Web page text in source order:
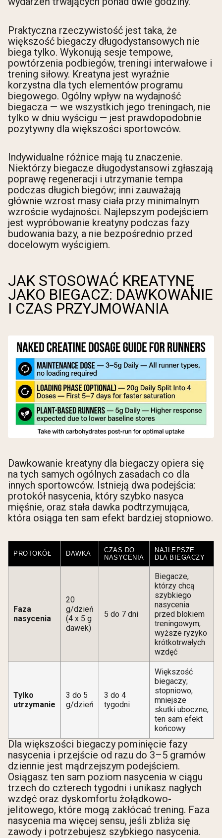
Praktyczna rzeczywistość jest taka, że
większość biegaczy długodystansowych nie
biega tylko. Wykonują sesje tempowe,
powtórzenia podbiegów, treningi interwałowe i
trening siłowy. Kreatyna jest wyraźnie
korzystna dla tych elementów programu
biegowego. Ogólny wpływ na wydajność
biegacza — we wszystkich jego treningach, nie
tylko w dniu wyścigu — jest prawdopodobnie
pozytywny dla większości sportowców.
Indywidualne różnice mają tu znaczenie.
Niektórzy biegacze długodystansowi zgłaszają
poprawę regeneracji i utrzymanie tempa
podczas długich biegów; inni zauważają
głównie wzrost masy ciała przy minimalnym
wzroście wydajności. Najlepszym podejściem
jest wypróbowanie kreatyny podczas fazy
budowania bazy, a nie bezpośrednio przed
docelowym wyścigiem.
JAK STOSOWAĆ KREATYNĘ
JAKO BIEGACZ: DAWKOWANIE
I CZAS PRZYJMOWANIA
Dawkowanie kreatyny dla biegaczy opiera się
na tych samych ogólnych zasadach co dla
innych sportowców. Istnieją dwa podejścia:
protokół nasycenia, który szybko nasyca
mięśnie, oraz stała dawka podtrzymująca,
która osiąga ten sam efekt bardziej stopniowo.
PROTOKÓŁ DAWKA
CZAS DO
NASYCENIA
NAJLEPSZE
DLA BIEGACZY
Faza
nasycenia
20
g/dzień
(4 x 5 g
dawek)
5 do 7 dni
Biegacze,
którzy chcą
szybkiego
nasycenia
przed blokiem
treningowym;
wyższe ryzyko
krótkotrwałych
wzdęć
Tylko
utrzymanie
3 do 5
g/dzień
3 do 4
tygodni
Większość
biegaczy;
stopniowo,
mniejsze
skutki uboczne,
ten sam efekt
końcowy
Dla większości biegaczy pominięcie fazy
nasycenia i przejście od razu do 3–5 gramów
dziennie jest mądrzejszym podejściem.
Osiągasz ten sam poziom nasycenia w ciągu
trzech do czterech tygodni i unikasz nagłych
wzdęć oraz dyskomfortu żołądkowo-
jelitowego, które mogą zakłócać trening. Faza
nasycenia ma więcej sensu, jeśli zbliża się
zawody i potrzebujesz szybkiego nasycenia.